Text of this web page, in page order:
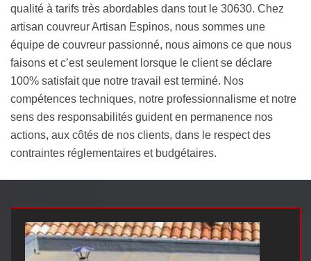
qualité à tarifs très abordables dans tout le 30630. Chez
artisan couvreur Artisan Espinos, nous sommes une
équipe de couvreur passionné, nous aimons ce que nous
faisons et c’est seulement lorsque le client se déclare
100% satisfait que notre travail est terminé. Nos
compétences techniques, notre professionnalisme et notre
sens des responsabilités guident en permanence nos
actions, aux côtés de nos clients, dans le respect des
contraintes réglementaires et budgétaires.